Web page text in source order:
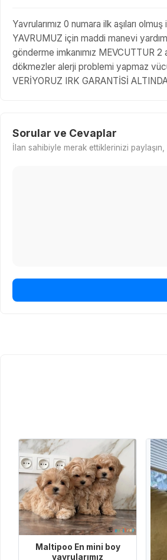
Yavrularımız 0 numara ilk aşıları
YAVRUMUZ için maddi manevi
gönderme imkanımız MEVCUTTUR
dökmezler alerji problemi yapmaz
VERİYORUZ IRK GARANTİSİ
Sorular ve Cevaplar
İlan sahibiyle merak ettiklerinizi
Maltipoo En mini boy
yavrularımız